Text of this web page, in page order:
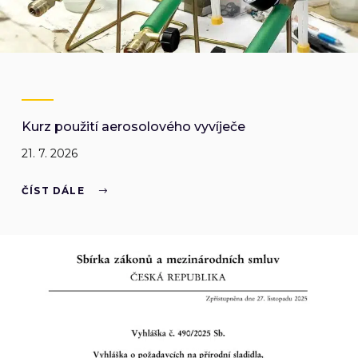
Kurz použití aerosolového vyvíječe
21. 7. 2026
ČÍST DÁLE